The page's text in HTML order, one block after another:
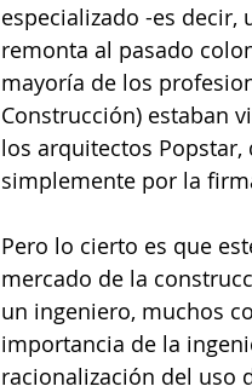
especializado -es decir,
remonta al pasado
mayoría de los
Construcción) estaban
los arquitectos
simplemente por la
Pero lo cierto es que
mercado de la
un ingeniero, muchos
importancia de la
racionalización del uso